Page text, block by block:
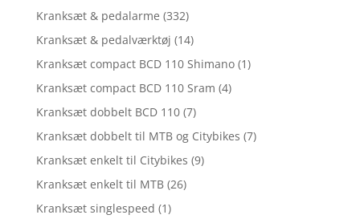
Kranksæt & pedalarme (332)
Kranksæt & pedalværktøj (14)
Kranksæt compact BCD 110 Shimano (1)
Kranksæt compact BCD 110 Sram (4)
Kranksæt dobbelt BCD 110 (7)
Kranksæt dobbelt til MTB og Citybikes (7)
Kranksæt enkelt til Citybikes (9)
Kranksæt enkelt til MTB (26)
Kranksæt singlespeed (1)